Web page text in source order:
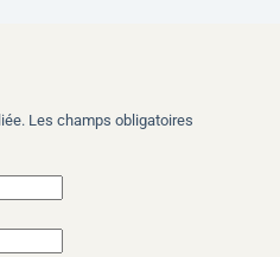
Les champs obligatoires